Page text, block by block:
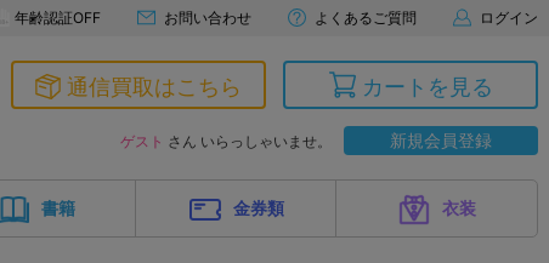
年齢認証OFF お問い合わせ よくあるご質問 ログイン
通信買取はこちら カートを見る
ゲスト さん いらっしゃいませ。 新規会員登録
書籍 金券類 衣装